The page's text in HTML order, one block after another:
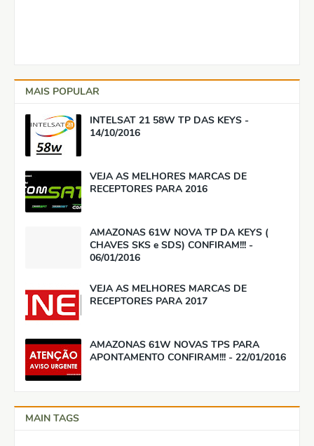
MAIS POPULAR
INTELSAT 21 58W TP DAS KEYS -
14/10/2016
VEJA AS MELHORES MARCAS DE
RECEPTORES PARA 2016
AMAZONAS 61W NOVA TP DA KEYS (
CHAVES SKS e SDS) CONFIRAM!!! -
06/01/2016
VEJA AS MELHORES MARCAS DE
RECEPTORES PARA 2017
AMAZONAS 61W NOVAS TPS PARA
APONTAMENTO CONFIRAM!!! - 22/01/2016
MAIN TAGS